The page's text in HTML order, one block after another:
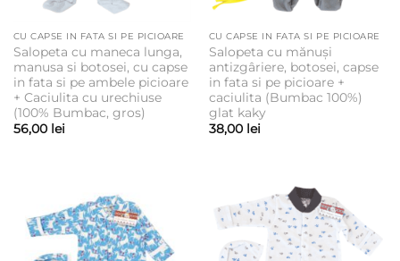
CU CAPSE IN FATA SI PE PICIOARE
Salopeta cu maneca lunga,
manusa si botosei, cu capse
in fata si pe ambele picioare
+ Caciulita cu urechiuse
(100% Bumbac, gros)
56,00 lei
CU CAPSE IN FATA SI PE PICIOARE
Salopeta cu mănuși
antizgâriere, botosei, capse
in fata si pe picioare +
caciulita (Bumbac 100%)
glat kaky
38,00 lei